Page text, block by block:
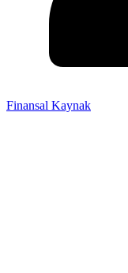
Finansal Kaynak